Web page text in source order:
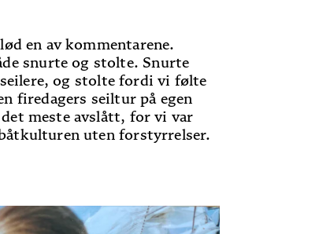
en av kommentarene.
snurte og stolte. Snurte
og stolte fordi vi følte
firedagers seiltur på egen
meste avslått, for vi var
uten forstyrrelser.